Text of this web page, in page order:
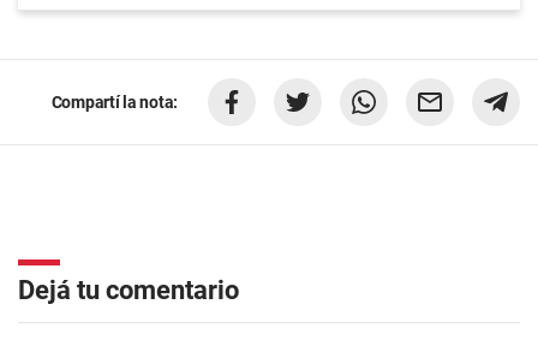
Compartí la nota:
Dejá tu comentario